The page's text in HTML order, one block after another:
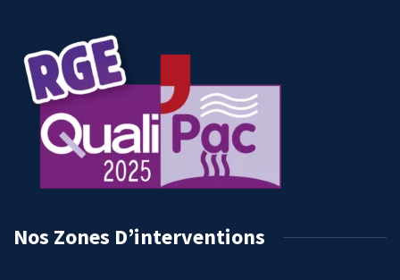
Nos Zones D’interventions